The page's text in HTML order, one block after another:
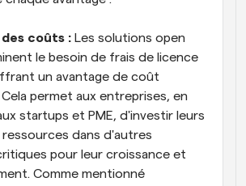
coûts : Les solutions open
le besoin de frais de licence
un avantage de coût
permet aux entreprises, en
startups et PME, d'investir leurs
dans d'autres
pour leur croissance et
Comme mentionné